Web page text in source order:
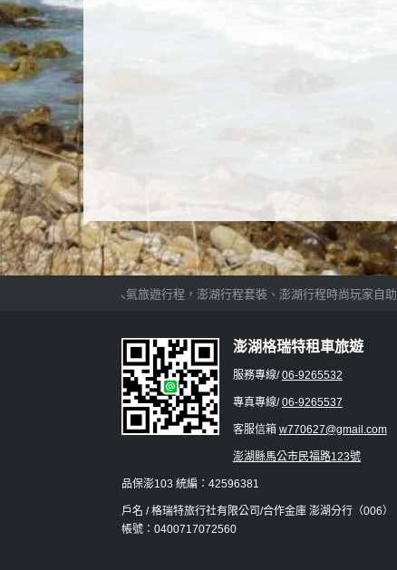
澎湖行程精選超人氣旅遊行程，澎湖行程套裝、澎湖行程時尚玩家自助
澎湖格瑞特租車旅遊
服務專線/06-9265532
專真專線/06-9265537
客服信箱 w770627@gmail.com
澎湖縣馬公市民福路123號
品保澎103 統編：42596381
戶名 / 格瑞特旅行社有限公司/合作金庫 澎湖分行（006）
帳號：0400717072560